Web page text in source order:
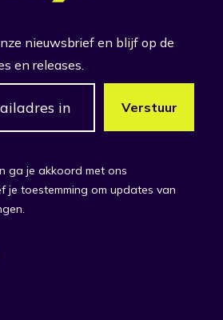
nieuwsbrief en blijf op de
en releases.
ga je akkoord met ons
je toestemming om updates van